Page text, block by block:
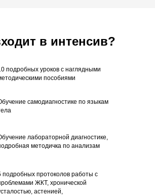
подробных уроков с наглядными
пособиями
самодиагностике по языкам
лабораторной диагностике,
методичка по анализам
подробных протоколов работы с
ЖКТ, хронической
астенией,
в интенсив?